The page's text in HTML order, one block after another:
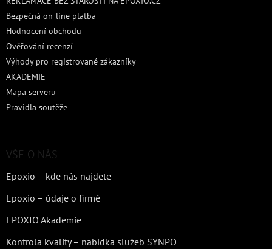
Bezpečná on-line platba
Hodnocení obchodu
Ověřování recenzí
Výhody pro registrované zákazníky
AKADEMIE
Mapa serveru
Pravidla soutěže
VŠE O NÁS
Epoxio – kde nás najdete
Epoxio – údaje o firmě
EPOXIO Akademie
Kontrola kvality – nabídka služeb SYNPO